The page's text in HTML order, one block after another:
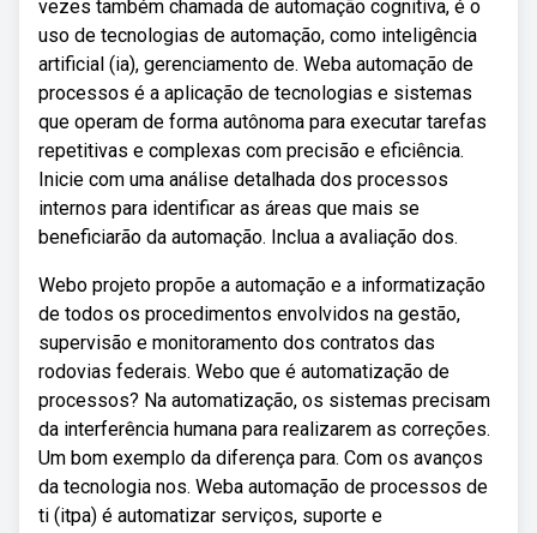
vezes também chamada de automação cognitiva, é o
uso de tecnologias de automação, como inteligência
artificial (ia), gerenciamento de. Weba automação de
processos é a aplicação de tecnologias e sistemas
que operam de forma autônoma para executar tarefas
repetitivas e complexas com precisão e eficiência.
Inicie com uma análise detalhada dos processos
internos para identificar as áreas que mais se
beneficiarão da automação. Inclua a avaliação dos.
Webo projeto propõe a automação e a informatização
de todos os procedimentos envolvidos na gestão,
supervisão e monitoramento dos contratos das
rodovias federais. Webo que é automatização de
processos? Na automatização, os sistemas precisam
da interferência humana para realizarem as correções.
Um bom exemplo da diferença para. Com os avanços
da tecnologia nos. Weba automação de processos de
ti (itpa) é automatizar serviços, suporte e